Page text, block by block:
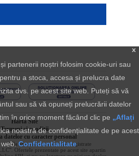
Harta Site
Termeni si conditii
datelor cu caracter personal
sigla aferenta sunt marci inregistrate
Ofertele prezentate pe acest site apartin
x
partenerii noștri folosim cookie-uri sau
a stoca, accesa și prelucra date
dvs. pe acest site web. Puteți să vă
sau să vă opuneți prelucrării datelor
în orice moment făcând clic pe „Aflați
noastră de confidențialitate de pe acest
Confidentialitate